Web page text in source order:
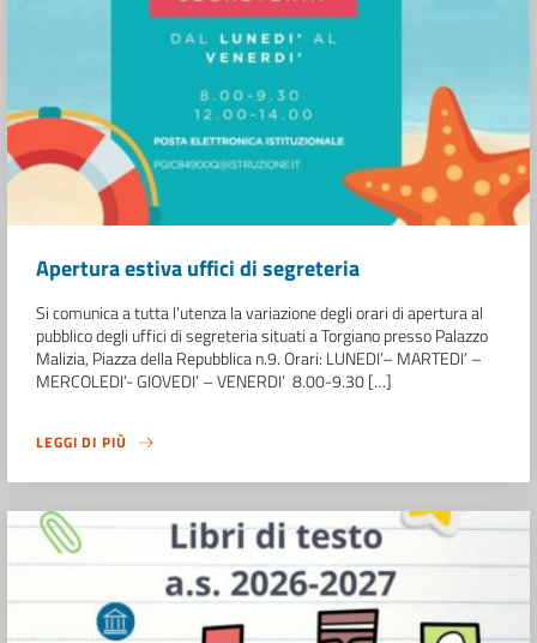
Apertura estiva uffici di segreteria
Si comunica a tutta l’utenza la variazione degli orari di apertura al
pubblico degli uffici di segreteria situati a Torgiano presso Palazzo
Malizia, Piazza della Repubblica n.9. Orari: LUNEDI’– MARTEDI’ –
MERCOLEDI’- GIOVEDI’ – VENERDI’ 8.00-9.30 […]
LEGGI DI PIÙ